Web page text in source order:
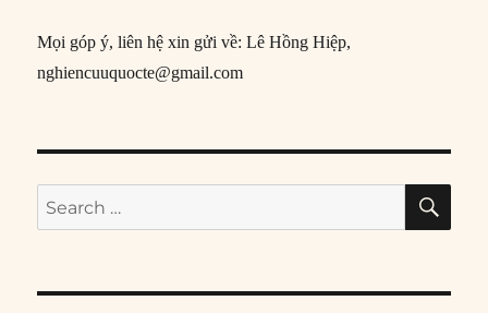
Mọi góp ý, liên hệ xin gửi về: Lê Hồng Hiệp,
nghiencuuquocte@gmail.com
Search
for: